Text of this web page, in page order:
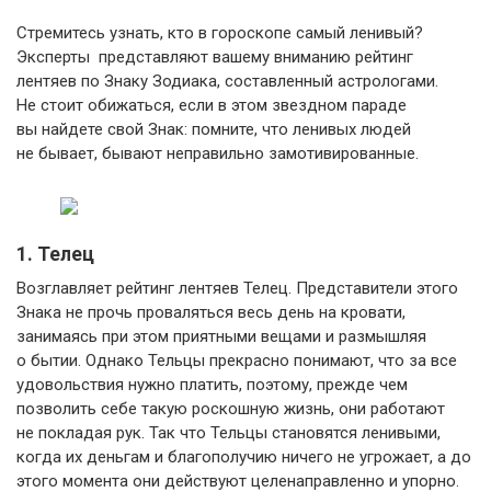
Стремитесь узнать, кто в гороскопе самый ленивый?
Эксперты представляют вашему вниманию рейтинг
лентяев по Знаку Зодиака, составленный астрологами.
Не стоит обижаться, если в этом звездном параде
вы найдете свой Знак: помните, что ленивых людей
не бывает, бывают неправильно замотивированные.
1. Телец
Возглавляет рейтинг лентяев Телец. Представители этого
Знака не прочь проваляться весь день на кровати,
занимаясь при этом приятными вещами и размышляя
о бытии. Однако Тельцы прекрасно понимают, что за все
удовольствия нужно платить, поэтому, прежде чем
позволить себе такую роскошную жизнь, они работают
не покладая рук. Так что Тельцы становятся ленивыми,
когда их деньгам и благополучию ничего не угрожает, а до
этого момента они действуют целенаправленно и упорно.